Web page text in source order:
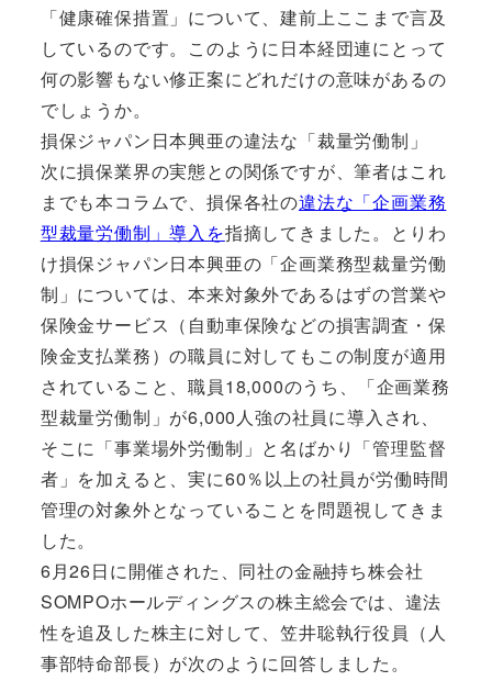
「健康確保措置」について、建前上ここまで言及
しているのです。このように日本経団連にとって
何の影響もない修正案にどれだけの意味があるの
でしょうか。
損保ジャパン日本興亜の違法な「裁量労働制」
次に損保業界の実態との関係ですが、筆者はこれ
までも本コラムで、損保各社の違法な「企画業務
型裁量労働制」導入を指摘してきました。とりわ
け損保ジャパン日本興亜の「企画業務型裁量労働
制」については、本来対象外であるはずの営業や
保険金サービス（自動車保険などの損害調査・保
険金支払業務）の職員に対してもこの制度が適用
されていること、職員18,000のうち、「企画業務
型裁量労働制」が6,000人強の社員に導入され、
そこに「事業場外労働制」と名ばかり「管理監督
者」を加えると、実に60％以上の社員が労働時間
管理の対象外となっていることを問題視してきま
した。
6月26日に開催された、同社の金融持ち株会社
SOMPOホールディングスの株主総会では、違法
性を追及した株主に対して、笠井聡執行役員（人
事部特命部長）が次のように回答しました。